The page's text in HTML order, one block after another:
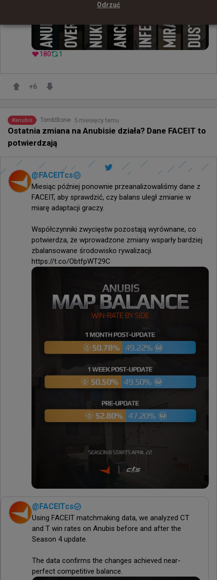
180 1
+6
#anubis TombStone 5 miesięcy temu
Ostatnia zmiana na Anubisie działa? Dane FACEIT to
potwierdzają
@FACEITcs
Miesiąc później ponownie przeanalizowaliśmy dane z
FACEIT, aby sprawdzić, czy balans uległ zmianie w
miarę adaptacji graczy.
Współczynniki zwycięstw pozostają wyrównane, co
potwierdza, że wprowadzone zmiany wsparły bardziej
zbalansowane środowisko rywalizacji.
https://t.co/ObtfpWT29C
@ FACEITcs
Using FACEIT matchmaking data, we analyzed CT
and T win rates on Anubis before and after the
Season 4 update.
The data confirms the changes achieved near-
perfect competitive balance.
Odrzuć